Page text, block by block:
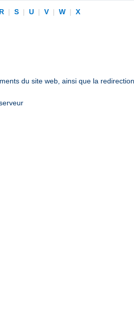
R | S | U | V | W |
X
du site web, ainsi que la redirection